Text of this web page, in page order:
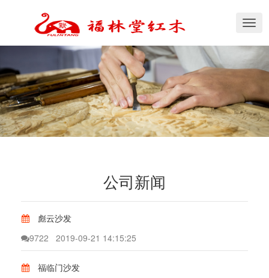
切
导
航
公司新闻
彪云沙发
9722
2019-09-21 14:15:25
福临门沙发